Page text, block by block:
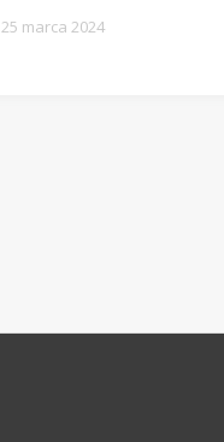
25 marca 2024